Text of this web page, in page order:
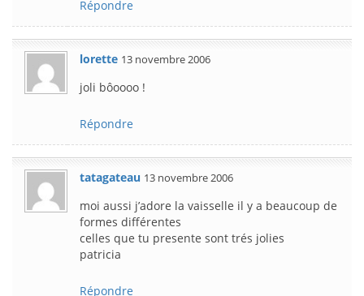
Répondre
lorette 13 novembre 2006
joli bôoooo !
Répondre
tatagateau 13 novembre 2006
moi aussi j’adore la vaisselle il y a beaucoup de
formes différentes
celles que tu presente sont trés jolies
patricia
Répondre